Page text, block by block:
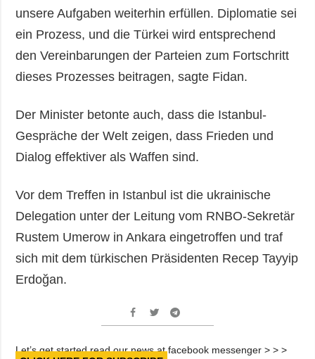
unsere Aufgaben weiterhin erfüllen. Diplomatie sei
ein Prozess, und die Türkei wird entsprechend
den Vereinbarungen der Parteien zum Fortschritt
dieses Prozesses beitragen, sagte Fidan.
Der Minister betonte auch, dass die Istanbul-
Gespräche der Welt zeigen, dass Frieden und
Dialog effektiver als Waffen sind.
Vor dem Treffen in Istanbul ist die ukrainische
Delegation unter der Leitung vom RNBO-Sekretär
Rustem Umerow in Ankara eingetroffen und traf
sich mit dem türkischen Präsidenten Recep Tayyip
Erdoğan.
Let’s get started read our news at facebook messenger > > >